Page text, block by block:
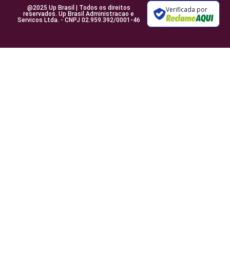
@2025 Up Brasil | Todos os direitos
reservados. Up Brasil Administracao e
Servicos Ltda. - CNPJ 02.959.392/0001-46
Verificada por